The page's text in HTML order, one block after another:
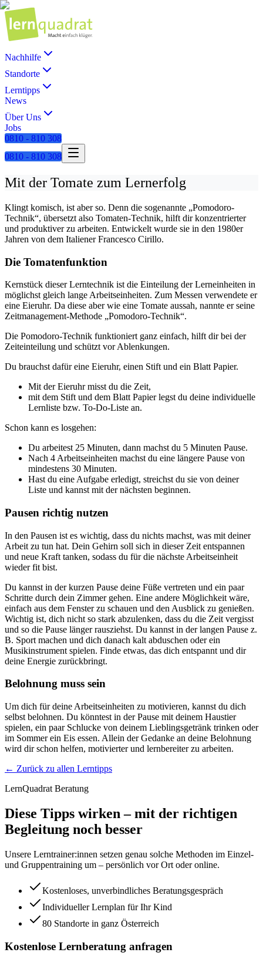
Nachhilfe
Standorte
Lerntipps
News
Über Uns
Jobs
0810 - 810 308
0810 - 810 308
Mit der Tomate zum Lernerfolg
Klingt komisch, ist aber so. Denn die sogenannte „Pomodoro-
Technik“, übersetzt also Tomaten-Technik, hilft dir konzentrierter
und produktiver zu arbeiten. Entwickelt wurde sie in den 1980er
Jahren von dem Italiener Francesco Cirillo.
Die Tomatenfunktion
Kernstück dieser Lerntechnik ist die Einteilung der Lerneinheiten in
möglichst gleich lange Arbeitseinheiten. Zum Messen verwendete er
eine Eieruhr. Da diese aber wie eine Tomate aussah, nannte er seine
Zeitmanagement-Methode „Pomodoro-Technik“.
Die Pomodoro-Technik funktioniert ganz einfach, hilft dir bei der
Zeiteinteilung und schützt vor Ablenkungen.
Du brauchst dafür eine Eieruhr, einen Stift und ein Blatt Papier.
Mit der Eieruhr misst du die Zeit,
mit dem Stift und dem Blatt Papier legst du deine individuelle
Lernliste bzw. To-Do-Liste an.
Schon kann es losgehen:
Du arbeitest 25 Minuten, dann machst du 5 Minuten Pause.
Nach 4 Arbeitseinheiten machst du eine längere Pause von
mindestens 30 Minuten.
Hast du eine Aufgabe erledigt, streichst du sie von deiner
Liste und kannst mit der nächsten beginnen.
Pausen richtig nutzen
In den Pausen ist es wichtig, dass du nichts machst, was mit deiner
Arbeit zu tun hat. Dein Gehirn soll sich in dieser Zeit entspannen
und neue Kraft tanken, sodass du für die nächste Arbeitseinheit
wieder fit bist.
Du kannst in der kurzen Pause deine Füße vertreten und ein paar
Schritte durch dein Zimmer gehen. Eine andere Möglichkeit wäre,
einfach aus dem Fenster zu schauen und den Ausblick zu genießen.
Wichtig ist, dich nicht so stark abzulenken, dass du die Zeit vergisst
und so die Pause länger rausziehst. Du kannst in der langen Pause z.
B. Sport machen und dich danach kalt abduschen oder ein
Musikinstrument spielen. Finde etwas, das dich entspannt und dir
deine Energie zurückbringt.
Belohnung muss sein
Um dich für deine Arbeitseinheiten zu motivieren, kannst du dich
selbst belohnen. Du könntest in der Pause mit deinem Haustier
spielen, ein paar Schlucke von deinem Lieblingsgetränk trinken oder
im Sommer ein Eis essen. Allein der Gedanke an deine Belohnung
wird dir schon helfen, motivierter und lernbereiter zu arbeiten.
← Zurück zu allen Lerntipps
LernQuadrat Beratung
Diese Tipps wirken – mit der richtigen
Begleitung noch besser
Unsere Lerntrainer:innen setzen genau solche Methoden im Einzel-
und Gruppentraining um – persönlich vor Ort oder online.
Kostenloses, unverbindliches Beratungsgespräch
Individueller Lernplan für Ihr Kind
80 Standorte in ganz Österreich
Kostenlose Lernberatung anfragen